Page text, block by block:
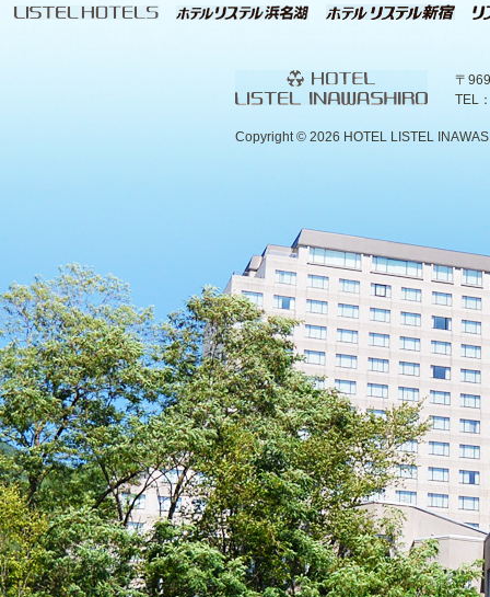
〒
TEL
Copyright © 2026 HOTEL LISTEL